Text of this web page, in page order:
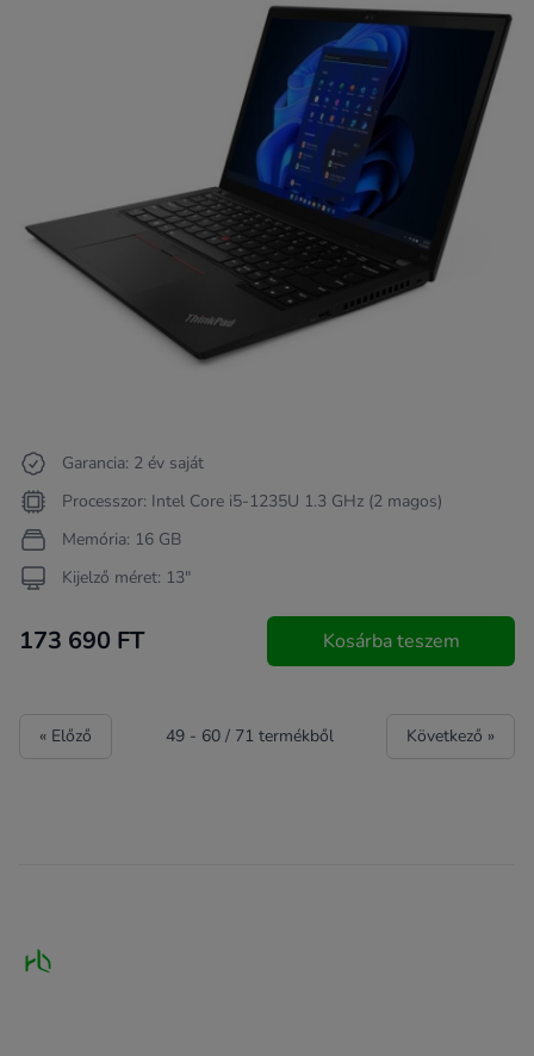
Garancia: 2 év saját
Processzor: Intel Core i5-1235U 1.3 GHz (2 magos)
Memória: 16 GB
Kijelző méret: 13"
173 690 FT Kosárba teszem
« Előző 49- 60/ 71 termékből Következő »